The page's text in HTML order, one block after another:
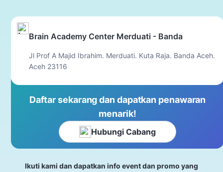
Brain Academy Center Merduati - Banda
Jl Prof A Majid Ibrahim. Merduati. Kuta Raja. Banda Aceh.
Aceh 23116
Daftar sekarang dan dapatkan penawaran
menarik!
Hubungi Cabang
Ikuti kami dan dapatkan info event dan promo yang